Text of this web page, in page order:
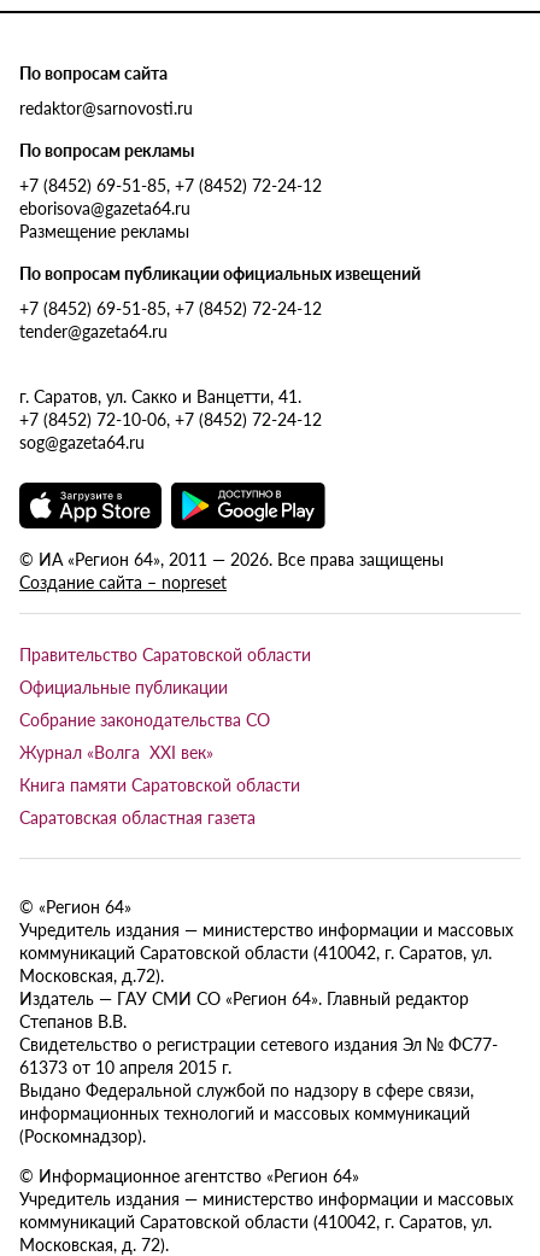
По вопросам сайта
redaktor@sarnovosti.ru
По вопросам рекламы
+7 (8452) 69-51-85, +7 (8452) 72-24-12
eborisova@gazeta64.ru
Размещение рекламы
По вопросам публикации официальных извещений
+7 (8452) 69-51-85, +7 (8452) 72-24-12
tender@gazeta64.ru
г. Саратов, ул. Сакко и Ванцетти, 41.
+7 (8452) 72-10-06, +7 (8452) 72-24-12
sog@gazeta64.ru
© ИА «Регион 64», 2011 — 2026. Все права защищены
Создание сайта – nopreset
Правительство Саратовской области
Официальные публикации
Собрание законодательства СО
Журнал «Волга XXI век»
Книга памяти Саратовской области
Саратовская областная газета
© «Регион 64»
Учредитель издания — министерство информации и массовых
коммуникаций Саратовской области (410042, г. Саратов, ул.
Московская, д.72).
Издатель — ГАУ СМИ СО «Регион 64». Главный редактор
Степанов В.В.
Свидетельство о регистрации сетевого издания Эл № ФС77-
61373 от 10 апреля 2015 г.
Выдано Федеральной службой по надзору в сфере связи,
информационных технологий и массовых коммуникаций
(Роскомнадзор).
© Информационное агентство «Регион 64»
Учредитель издания — министерство информации и массовых
коммуникаций Саратовской области (410042, г. Саратов, ул.
Московская, д. 72).